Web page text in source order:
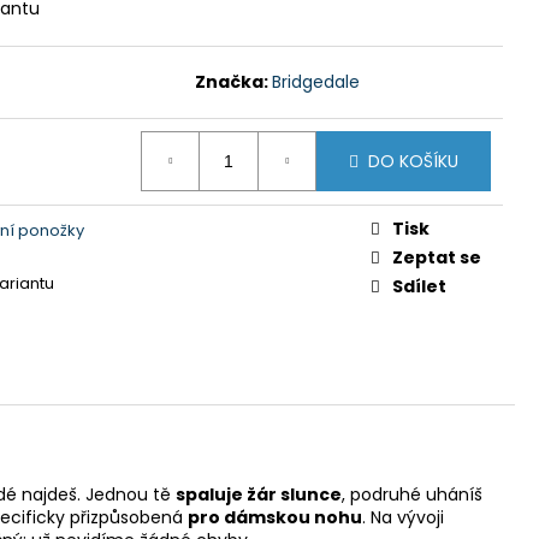
Značka:Bridgedale
DO KOŠÍKU
ponožky
Tisk
Zeptat se
Sdílet
najdeš. Jednou tě spaluje žár slunce, podruhé uháníš
přizpůsobená pro dámskou nohu. Na vývoji
606211 MODRÁ